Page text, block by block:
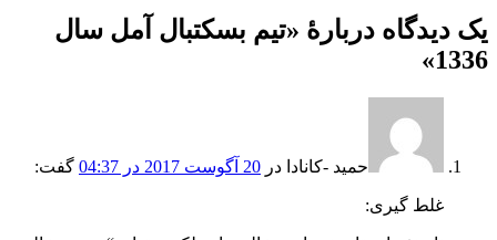
یک دیدگاه دربارهٔ «تيم بسکتبال آمل سال
1336
»
حمید -کانادا در 20 آگوست 2017 در 04:37 گفت:
غلط گیری: